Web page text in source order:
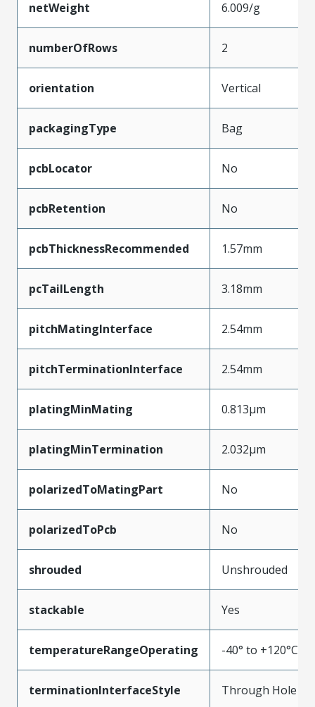
netWeight 6.009/g
numberOfRows 2
orientation Vertical
packagingType Bag
pcbLocator No
pcbRetention No
pcbThicknessRecommended 1.57mm
pcTailLength 3.18mm
pitchMatingInterface 2.54mm
pitchTerminationInterface 2.54mm
platingMinMating 0.813µm
platingMinTermination 2.032µm
polarizedToMatingPart No
polarizedToPcb No
shrouded Unshrouded
stackable Yes
temperatureRangeOperating -40° to +120°C
terminationInterfaceStyle Through Hole